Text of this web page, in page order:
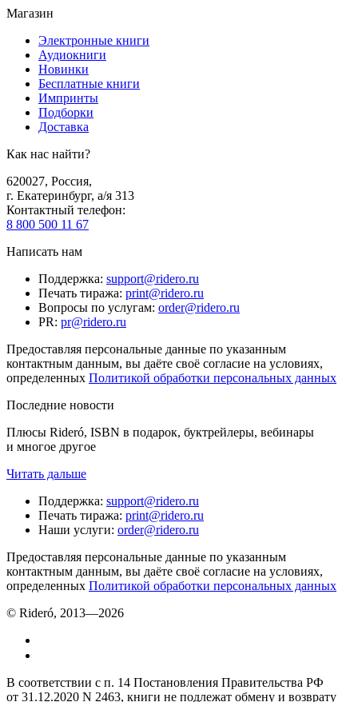
Магазин
Электронные книги
Аудиокниги
Новинки
Бесплатные книги
Импринты
Подборки
Доставка
Как нас найти?
620027, Россия,
г. Екатеринбург, а/я 313
Контактный телефон:
8 800 500 11 67
Написать нам
Поддержка: support@ridero.ru
Печать тиража: print@ridero.ru
Вопросы по услугам: order@ridero.ru
PR: pr@ridero.ru
Предоставляя персональные данные по указанным
контактным данным, вы даёте своё согласие на условиях,
определенных Политикой обработки персональных данных
Последние новости
Плюсы Rideró, ISBN в подарок, буктрейлеры, вебинары
и многое другое
Читать дальше
Поддержка: support@ridero.ru
Печать тиража: print@ridero.ru
Наши услуги: order@ridero.ru
Предоставляя персональные данные по указанным
контактным данным, вы даёте своё согласие на условиях,
определенных Политикой обработки персональных данных
© Rideró, 2013—2026
В соответствии с п. 14 Постановления Правительства РФ
от 31.12.2020 N 2463, книги не подлежат обмену и возврату